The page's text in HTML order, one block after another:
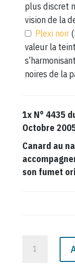
plus discret
vision de la
Plexi noir
valeur la
noires de la
1x N° 4435
Octobre
Canard au
son fumet